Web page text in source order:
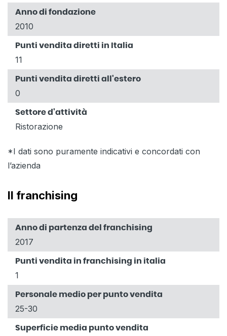
Anno di fondazione
2010
Punti vendita diretti in Italia
11
Punti vendita diretti all'estero
0
Settore d'attività
Ristorazione
*I dati sono puramente indicativi e concordati con
l’azienda
Il franchising
Anno di partenza del franchising
2017
Punti vendita in franchising in italia
1
Personale medio per punto vendita
25-30
Superficie media punto vendita